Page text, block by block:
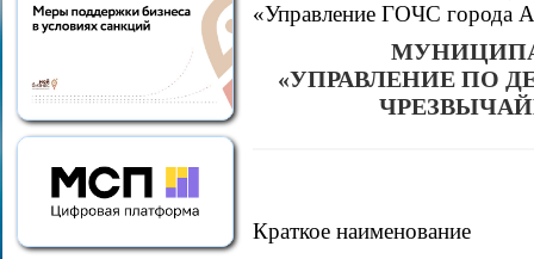
«Управление ГОЧС города
«УПРАВЛЕНИЕ ПО
Краткое наименование